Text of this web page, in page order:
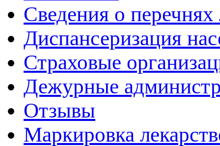
Сведения о перечнях
Диспансеризация
Страховые
Дежурные
Отзывы
Маркировка